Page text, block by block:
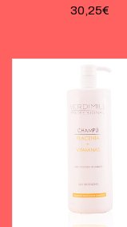
30,25€